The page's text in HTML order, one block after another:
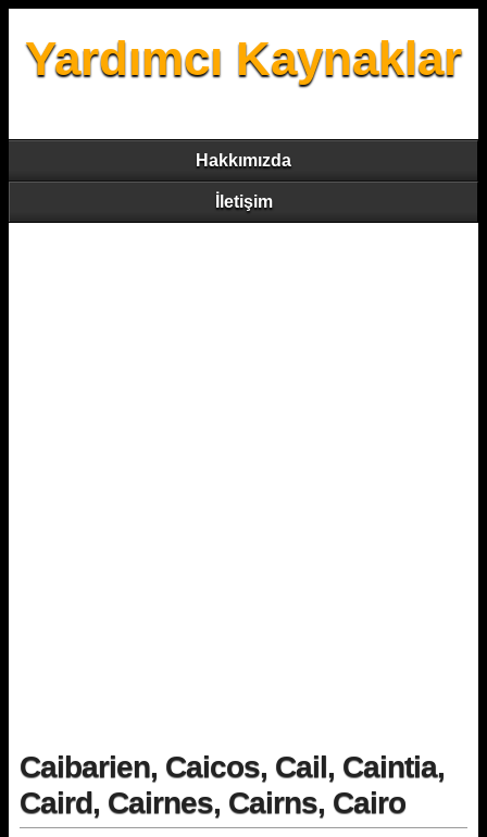
Yardımcı Kaynaklar
Hakkımızda
İletişim
Caibarien, Caicos, Cail, Caintia,
Caird, Cairnes, Cairns, Cairo